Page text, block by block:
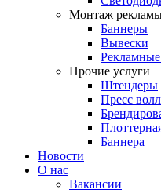
Монтаж
Баннеры
Вывески
Прочие услуги
Штендеры
Пресс
Баннера
Новости
О нас
Вакансии